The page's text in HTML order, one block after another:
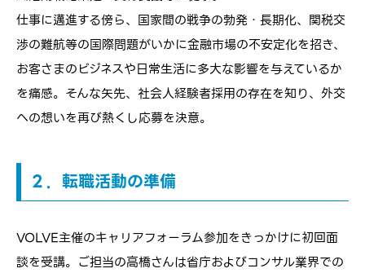
仕事に邁進する傍ら、国家間の戦争の勃発・長期化、関税交
渉の難航等の国際問題がいかに金融市場の不安定化を招き、
お客さまのビジネスや日常生活に多大な影響を与えているか
を痛感。そんな矢先、社会人経験者採用の存在を知り、外交
への想いを再び熱くし応募を決意。
２．転職活動の準備
VOLVE主催のキャリアフォーラム参加をきっかけに初回面
談を受講。ご担当の高橋さんは省庁およびコンサル業界での